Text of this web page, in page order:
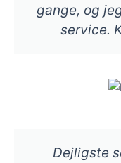
gange, og
service.
Dejligste